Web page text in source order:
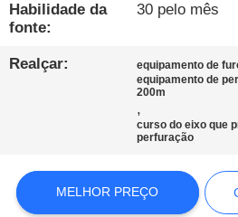
CONVERSAR
AGORA
NEWS
Habilidade da
fonte:
30 pelo mês
Realçar: equipamento de
equipamento de
200m
,
curso do eixo que
perfuração
MELHOR PREÇO